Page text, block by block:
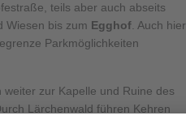
teils aber auch abseits
Wiesen bis zum Egghof . Auch hier
Parkmöglichkeiten
zur Kapelle und Ruine des
Lärchenwald führen Kehren